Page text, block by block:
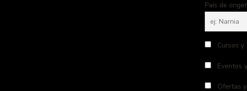
País de
Cursos
Eventos
Ofertas